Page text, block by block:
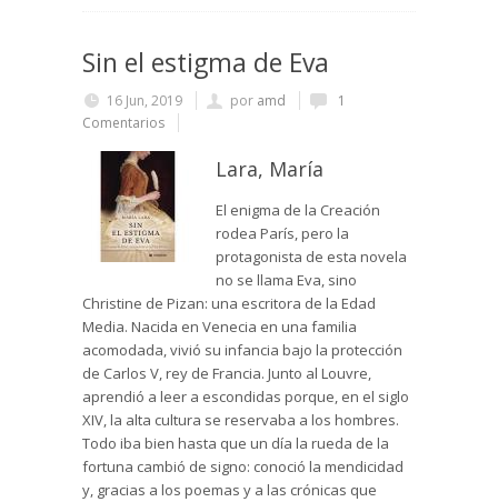
Sin el estigma de Eva
16 Jun, 2019 por amd
1
Comentarios
Lara, María
El enigma de la Creación
rodea París, pero la
protagonista de esta novela
no se llama Eva, sino
Christine de Pizan: una escritora de la Edad
Media. Nacida en Venecia en una familia
acomodada, vivió su infancia bajo la protección
de Carlos V, rey de Francia. Junto al Louvre,
aprendió a leer a escondidas porque, en el siglo
XIV, la alta cultura se reservaba a los hombres.
Todo iba bien hasta que un día la rueda de la
fortuna cambió de signo: conoció la mendicidad
y, gracias a los poemas y a las crónicas que